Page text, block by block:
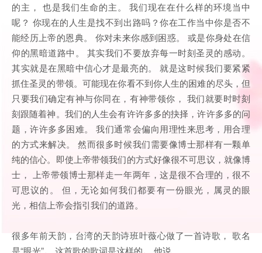
的主， 也是我们生命的主。 我们现在在什么样的环境当中
呢？ 你现在的人生是找不到出路吗？你在工作当中你是否不
能经历上帝的恩典。 你对未来你感到困惑。 或是你身处在信
仰的黑暗道路中。 其实我们不要放弃每一时刻圣灵的感动。
其实就是在黑暗中信心才是最亮的。 就是这时候我们要紧紧
抓住圣灵的带领。可能现在你看不到你人生的困难的尽头，但
只要我们确定有神与你同在，有神带领你， 我们就要时时刻
刻跟随着神。我们的人生会有许许多多的抉择，许许多多的问
题，许许多多困难。 我们通常会偏向用理性来思考，用合理
的方式来解决。 然而很多时候我们需要像博士那样有一颗单
纯的信心。即使上帝带领我们的方式好像很不可思议，就像博
士， 上帝带领博士那样走一年两年，这是很不合理的，很不
可思议的。 但，无论如何我们都要有一份眼光，属灵的眼
光，相信上帝会指引我们的道路。
很多年前天韵，台湾的天韵诗班叶薇心做了一首诗歌， 歌名
是“眼光”。 这首歌的歌词是这样的。 他说